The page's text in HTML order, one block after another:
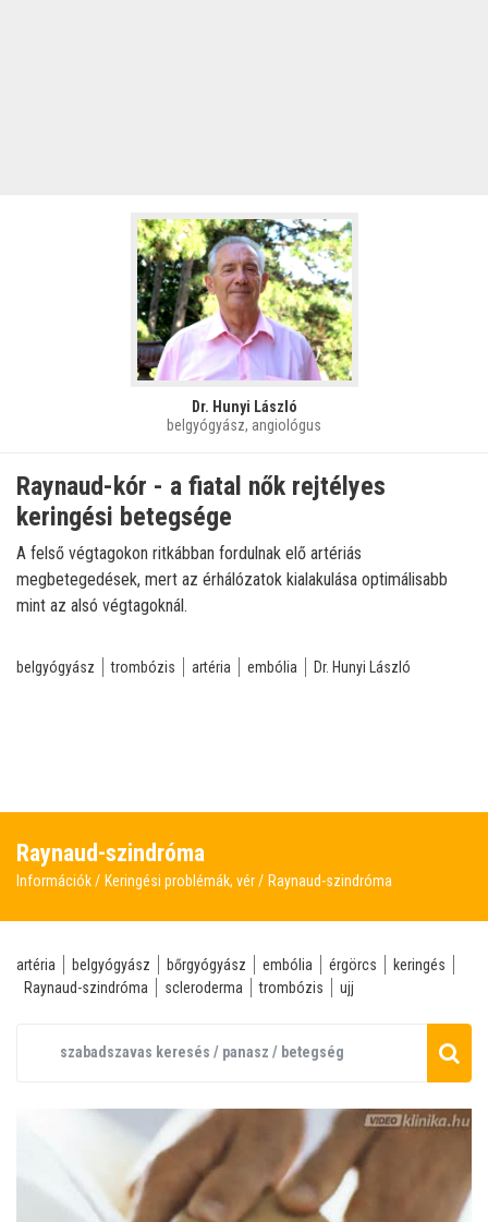
Dr. Hunyi László
belgyógyász, angiológus
Raynaud-kór - a fiatal nők rejtélyes
keringési betegsége
A felső végtagokon ritkábban fordulnak elő artériás
megbetegedések, mert az érhálózatok kialakulása optimálisabb
mint az alsó végtagoknál.
belgyógyász trombózis artéria embólia Dr. Hunyi László
Raynaud-szindróma
Információk Keringési problémák, vér Raynaud-szindróma
artéria belgyógyász bőrgyógyász embólia érgörcs
keringés
Raynaud-szindróma
scleroderma trombózis ujj